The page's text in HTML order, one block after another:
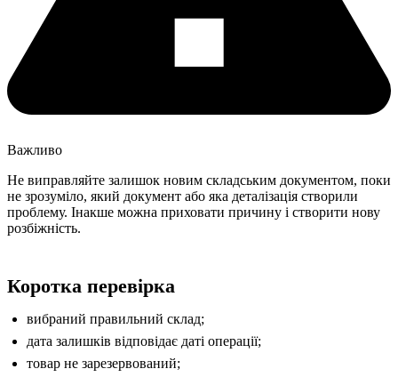
Важливо
Не виправляйте залишок новим складським документом, поки
не зрозуміло, який документ або яка деталізація створили
проблему. Інакше можна приховати причину і створити нову
розбіжність.
Коротка перевірка
вибраний правильний склад;
дата залишків відповідає даті операції;
товар не зарезервований;